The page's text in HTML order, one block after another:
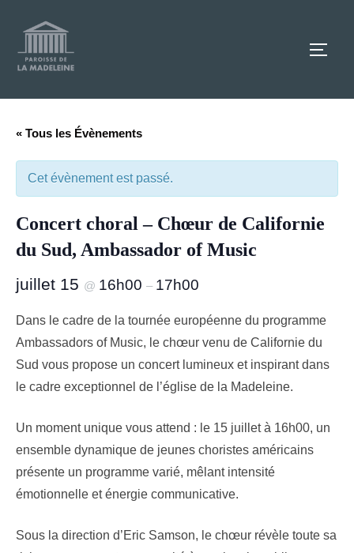
contenu
« Tous les Évènements
Cet évènement est passé.
Concert choral – Chœur de Californie
du Sud, Ambassador of Music
juillet 15 @ 16h00 – 17h00
Dans le cadre de la tournée européenne du programme
Ambassadors of Music, le chœur venu de Californie du
Sud vous propose un concert lumineux et inspirant dans
le cadre exceptionnel de l’église de la Madeleine.
Un moment unique vous attend : le 15 juillet à 16h00, un
ensemble dynamique de jeunes choristes américains
présente un programme varié, mêlant intensité
émotionnelle et énergie communicative.
Sous la direction d’Eric Samson, le chœur révèle toute sa